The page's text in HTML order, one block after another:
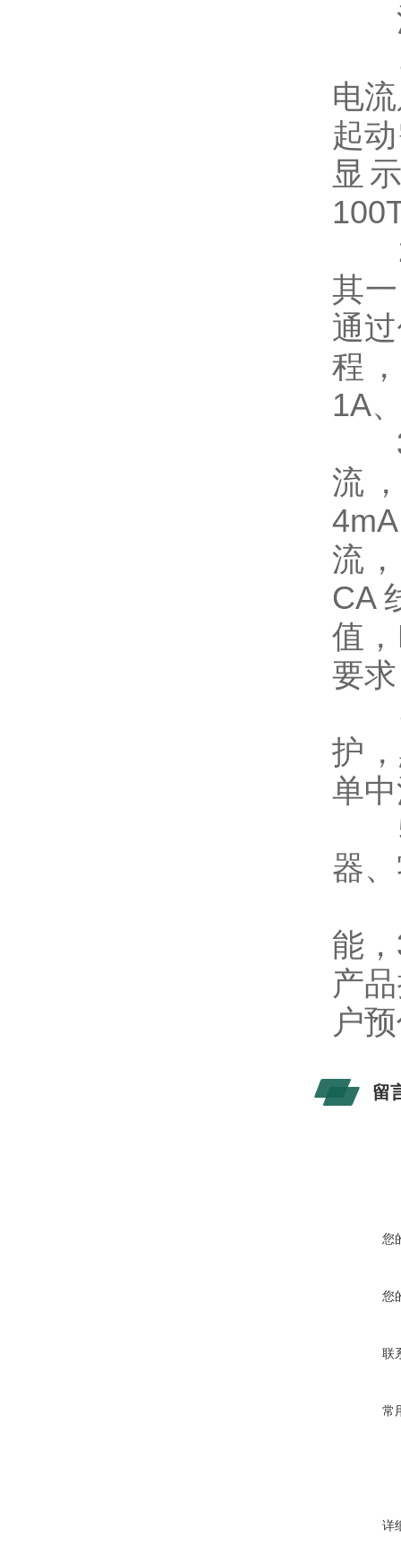
1
电
起
显
2
其
通
程
1A
3
流
流
CA
值
要
4
护
单
5
器
能
产
户
留
您
您
联
常
详